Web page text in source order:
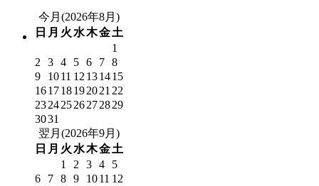
今月(2026年8月)
日 月 火 水木金土
1
2
3 4 5 6 7 8
9
1011 12 131415
161718192021 22
23242526272829
3031
翌月(2026年9月)
日 月 火 水木金土
1
2 3 4
5
6
7 8 9 1011 12